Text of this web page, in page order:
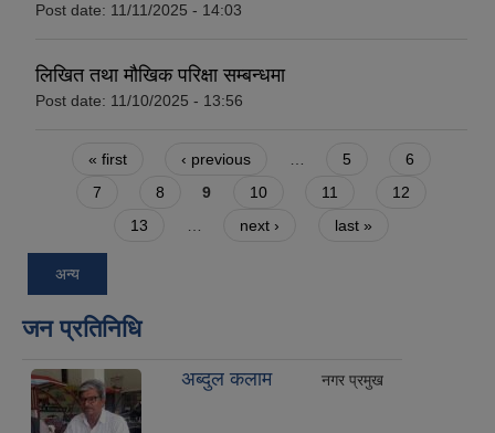
Post date: 11/11/2025 - 14:03
लिखित तथा मौखिक परिक्षा सम्बन्धमा
Post date: 11/10/2025 - 13:56
Pages
« first ‹ previous 5
6
7
8 9 10 11
12
13
next › last »
अन्य
जन प्रतिनिधि
अब्दुल कलाम नगर प्रमुख